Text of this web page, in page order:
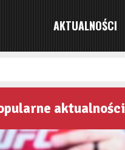
AKTUALNOŚCI
aktualności